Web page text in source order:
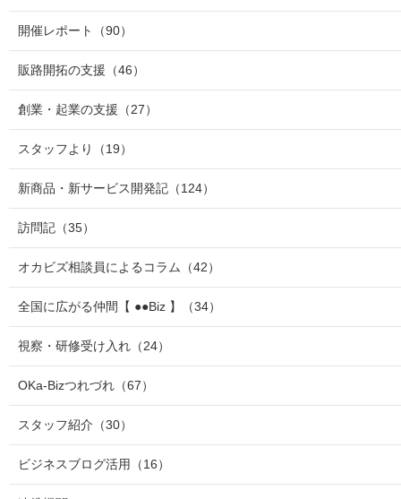
開催レポート （90）
販路開拓の支援 （46）
創業・起業の支援 （27）
スタッフより （19）
新商品・新サービス開発記 （124）
訪問記 （35）
オカビズ相談員によるコラム （42）
全国に広がる仲間【 ●●Biz 】 （34）
視察・研修受け入れ （24）
OKa-Bizつれづれ （67）
スタッフ紹介 （30）
ビジネスブログ活用 （16）